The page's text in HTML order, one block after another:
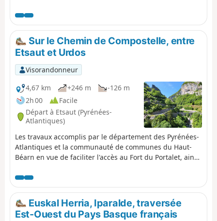
moutons et des bergers. Après une visite de l'Urugo
pour admirer du haut les gorges, remontée en matinée
nous rejoignons le Col de d'Errayzéko Lépoua ; borne
frontière 256.Là, un véhicule nous attend pour rejoindre
le Refuge Jeandel, histoire d'éviter 8 km sur la route
frontalière.
Sur le Chemin de Compostelle, entre
Etsaut et Urdos
Visorandonneur
4,67 km
+246 m
-126 m
2h 00
Facile
Départ à Etsaut (Pyrénées-
Atlantiques)
Les travaux accomplis par le département des Pyrénées-
Atlantiques et la communauté de communes du Haut-
Béarn en vue de faciliter l'accès au Fort du Portalet, ainsi
randonneurs et pèlerins (GR®65), sont achevés et
permettent maintenant de découvrir ce site exceptionnel
dans les meilleures conditions de vue et de sécurité.
Profitons-en !
Euskal Herria, Iparalde, traversée
Est-Ouest du Pays Basque français